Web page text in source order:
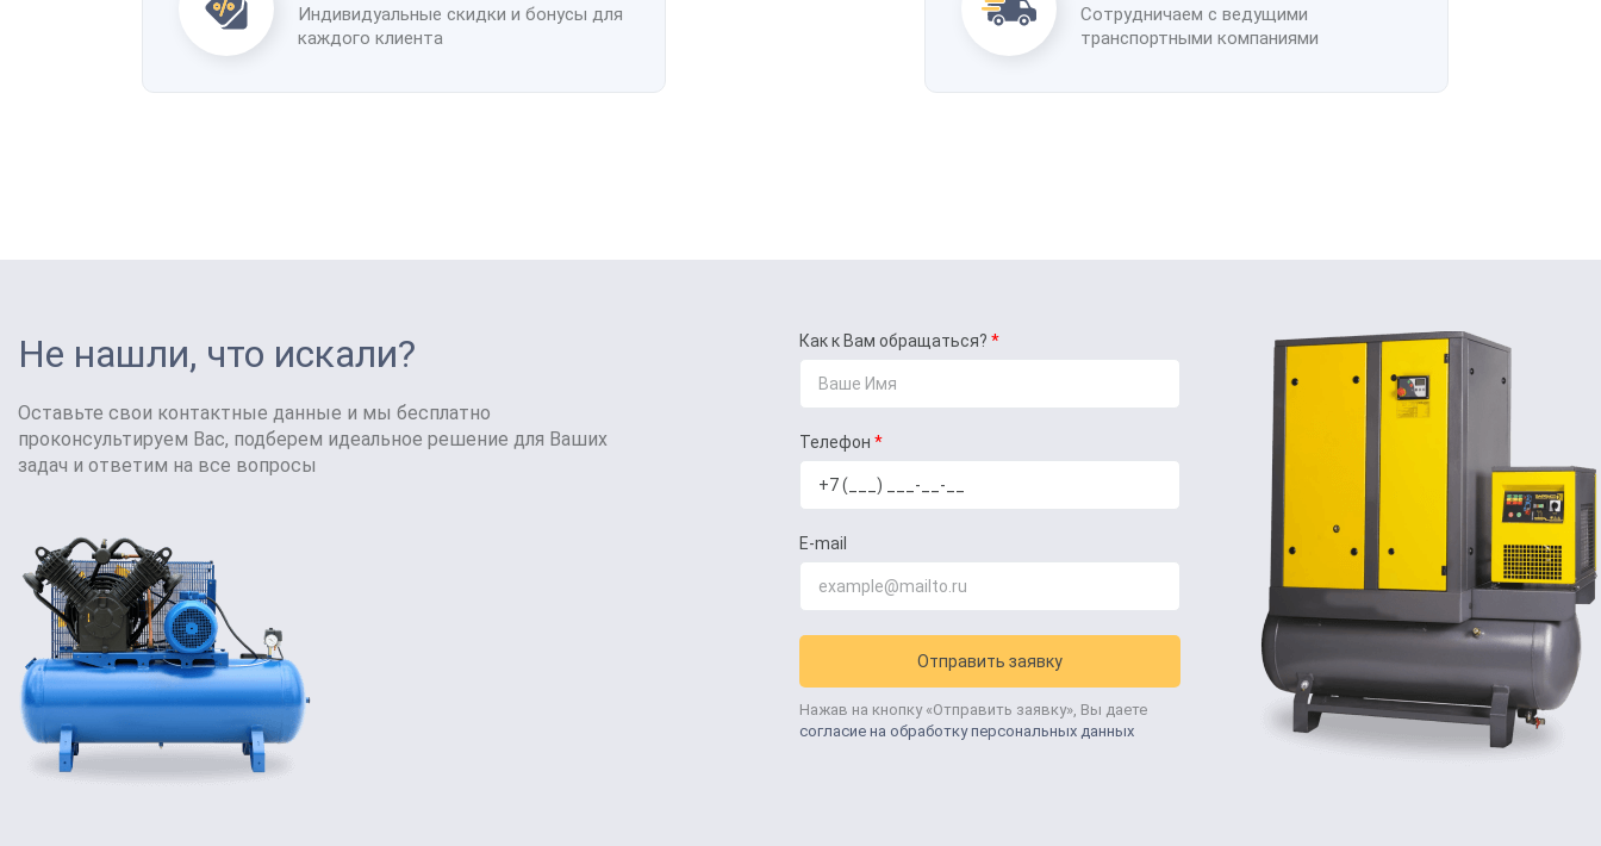
Индивидуальные скидки и бонусы для
каждого клиента
Сотрудничаем с ведущими
транспортными компаниями
Не нашли, что искали?
Оставьте свои контактные данные и мы бесплатно
проконсультируем Вас, подберем идеальное решение для Ваших
задач и ответим на все вопросы
Как к Вам обращаться?
Телефон
E-mail
Отправить заявку
Нажав на кнопку «Отправить заявку», Вы даете
согласие на обработку персональных данных